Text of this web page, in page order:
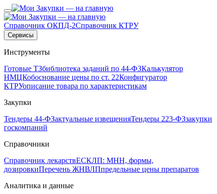
Справочник ОКПД-2Справочник КТРУ
Сервисы
Инструменты
Готовые ТЗбиблиотека заданий по 44-ФЗКалькулятор
НМЦКобоснование цены по ст. 22Конфигуратор
КТРУописание товара по характеристикам
Закупки
Тендеры 44-ФЗактуальные извещенияТендеры 223-ФЗзакупки
госкомпаний
Справочники
Справочник лекарствЕСКЛП: МНН, формы,
дозировкиПеречень ЖНВЛПпредельные цены препаратов
Аналитика и данные